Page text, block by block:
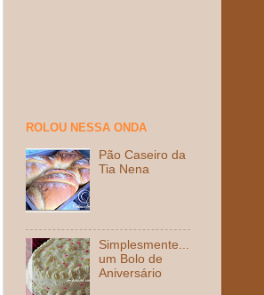
ROLOU NESSA ONDA
Pão Caseiro da
Tia Nena
Simplesmente...
um Bolo de
Aniversário